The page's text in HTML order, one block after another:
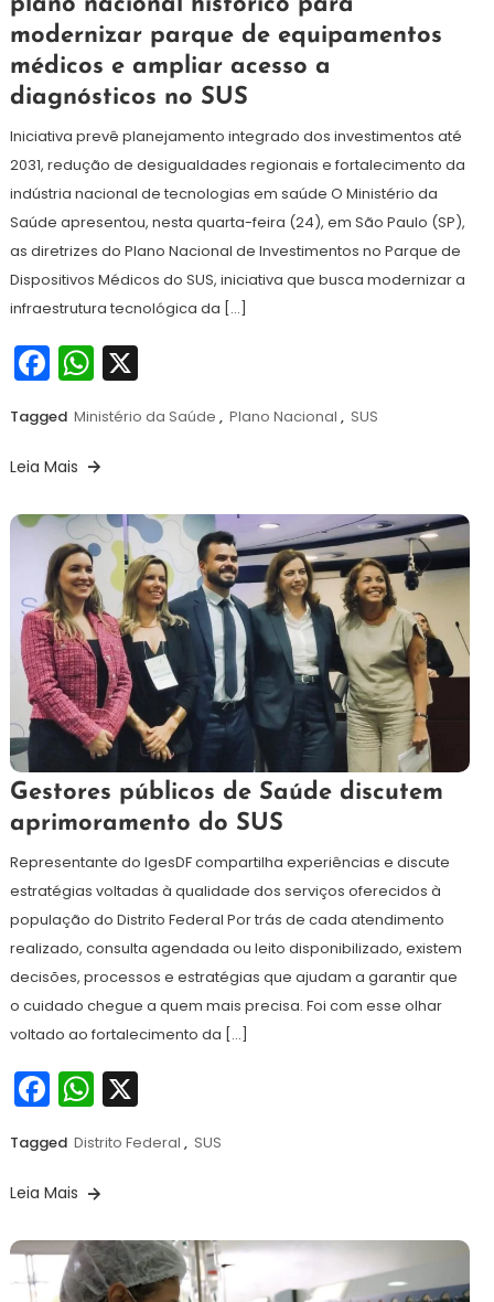
junho
de
2026
modernizar parque de equipamentos
médicos e ampliar acesso a
diagnósticos no SUS
Iniciativa prevê planejamento integrado dos investimentos até
2031, redução de desigualdades regionais e fortalecimento da
indústria nacional de tecnologias em saúde O Ministério da
Saúde apresentou, nesta quarta-feira (24), em São Paulo (SP),
as diretrizes do Plano Nacional de Investimentos no Parque de
Dispositivos Médicos do SUS, iniciativa que busca modernizar a
infraestrutura tecnológica da […]
Facebook
WhatsApp
X
Tagged Ministério da Saúde , Plano Nacional , SUS
Leia Mais
24
junho
de
2026
Maurilio
Gestores públicos de Saúde discutem
aprimoramento do SUS
Representante do IgesDF compartilha experiências e discute
estratégias voltadas à qualidade dos serviços oferecidos à
população do Distrito Federal Por trás de cada atendimento
realizado, consulta agendada ou leito disponibilizado, existem
decisões, processos e estratégias que ajudam a garantir que
o cuidado chegue a quem mais precisa. Foi com esse olhar
voltado ao fortalecimento da […]
Facebook
WhatsApp
X
Tagged Distrito Federal , SUS
Leia Mais